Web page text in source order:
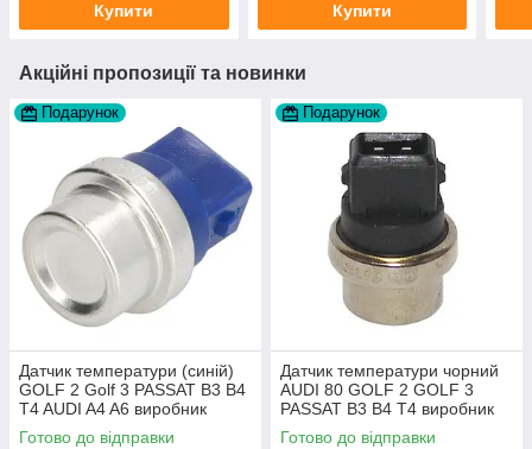
Купити Купити
Акційні пропозиції та новинки
Подарунок
Датчик температури (синій)
GOLF 2 Golf 3 PASSAT B3 B4
T4 AUDI A4 A6 виробник
Topran Німеччина
Готово до відправки
Подарунок
Датчик температури чорний
AUDI 80 GOLF 2 GOLF 3
PASSAT B3 B4 T4 виробник
TOPRAN Німеччина
Готово до відправки